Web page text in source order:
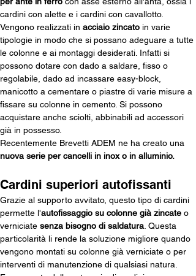
cardini con alette e i cardini con cavallotto.
Vengono realizzati in acciaio zincato in varie
tipologie in modo che si possano adeguare a tutte
le colonne e ai montaggi desiderati. Infatti si
possono dotare con dado a saldare, fisso o
regolabile, dado ad incassare easy-block,
manicotto a cementare o piastre di varie misure a
fissare su colonne in cemento. Si possono
acquistare anche sciolti, abbinabili ad accessori
già in possesso.
Recentemente Brevetti ADEM ne ha creato una
nuova serie per cancelli in inox o in alluminio.
Cardini superiori autofissanti
Grazie al supporto avvitato, questo tipo di cardini
permette l'autofissaggio su colonne già zincate o
verniciate senza bisogno di saldatura . Questa
particolarità li rende la soluzione migliore quando
vengono montati su colonne già verniciate o per
interventi di manutenzione di qualsiasi natura.